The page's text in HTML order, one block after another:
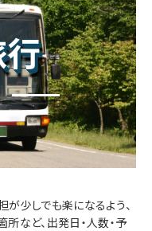
少しでも楽になるよう、
など、出発日・人数・予